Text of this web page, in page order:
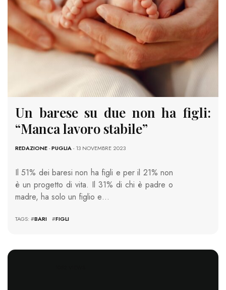
Un barese su due non ha figli:
“Manca lavoro stabile”
REDAZIONE-PUGLIA- 13 NOVEMBRE 2023
Il 51% dei baresi non ha figli e per il 21% non
è un progetto di vita. Il 31% di chi è padre o
madre, ha solo un figlio e…
TAGS: #BARI #FIGLI